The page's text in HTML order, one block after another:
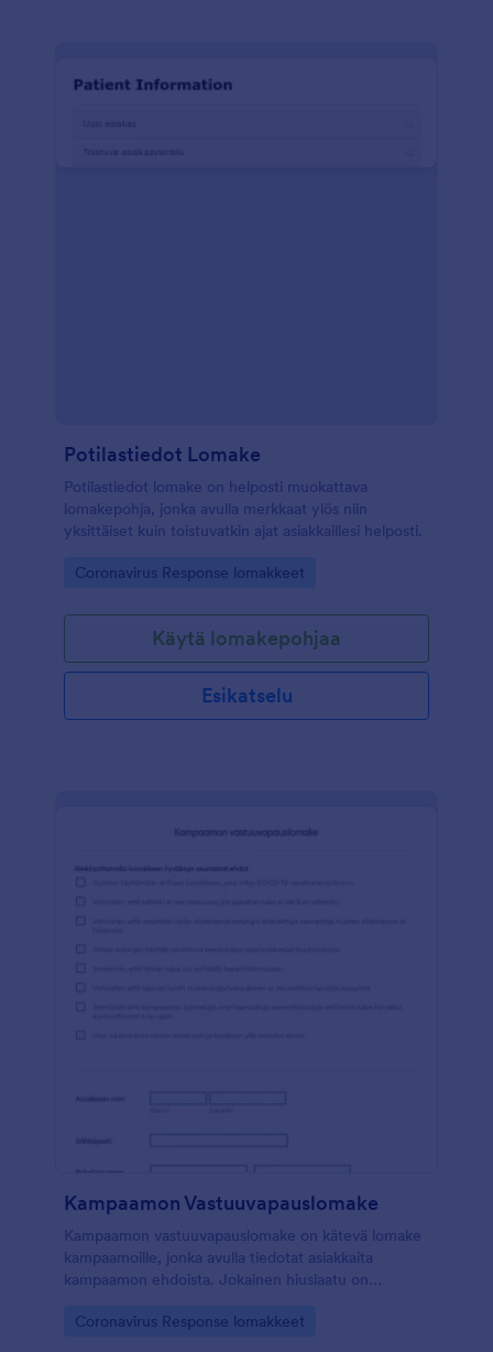
Potilastiedot Lomake
Potilastiedot lomake on helposti muokattava
lomakepohja, jonka avulla merkkaat ylös niin
yksittäiset kuin toistuvatkin ajat asiakkaillesi helposti.
Go to Category:
Coronavirus Response lomakkeet
Käytä lomakepohjaa
Esikatselu
Kampaamon Vastuuvapauslomake
Kampaamon vastuuvapauslomake on kätevä lomake
kampaamoille, jonka avulla tiedotat asiakkaita
kampaamon ehdoista. Jokainen hiuslaatu on
voivat käyttäytyä eri tavalla erilaisissa hiustyypeissä.
Go to Category:
Coronavirus Response lomakkeet